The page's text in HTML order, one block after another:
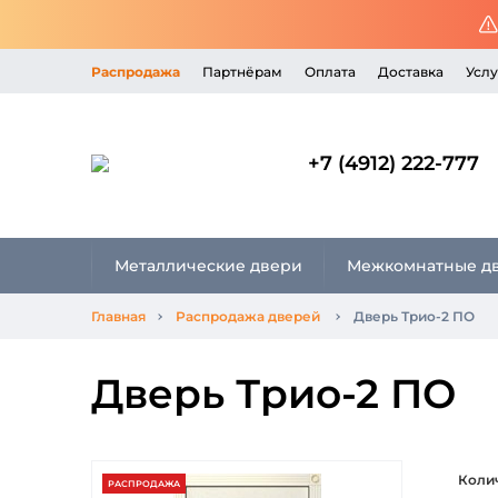
Распродажа Партнёрам Оплата Доставка
+7 (4912) 222-777
Металлические двери Межкомнатные
Главная Распродажа дверей Дверь Трио-2 ПО
Дверь Трио-2 ПО
РАСПРОДАЖА